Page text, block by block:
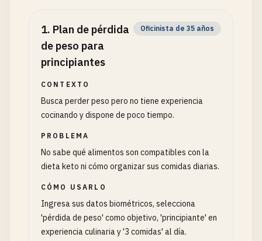
1. Plan de pérdida
de peso para
principiantes
Oficinista de 35 años
CONTEXTO
Busca perder peso pero no tiene experiencia
cocinando y dispone de poco tiempo.
PROBLEMA
No sabe qué alimentos son compatibles con la
dieta keto ni cómo organizar sus comidas diarias.
CÓMO USARLO
Ingresa sus datos biométricos, selecciona
'pérdida de peso' como objetivo, 'principiante' en
experiencia culinaria y '3 comidas' al día.